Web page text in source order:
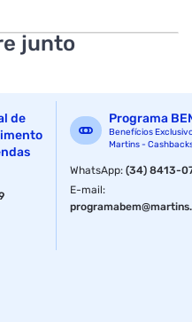
Sylvestre Leaf Extract,
junto
de
Programa
Benefícios
Martins -
WhatsApp:(34) 8413-
E-mail: